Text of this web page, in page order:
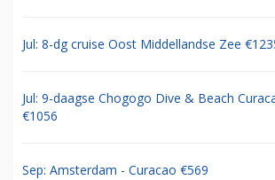
Jul: 8-dg cruise Oost Middellandse Zee
Jul: 9-daagse Chogogo Dive & Beach
€1056
Sep: Amsterdam - Curacao €569